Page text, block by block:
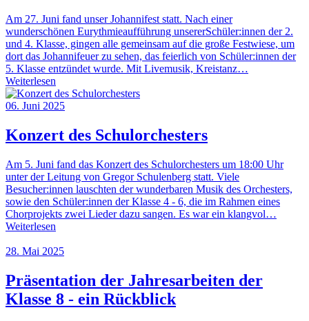
Am 27. Juni fand unser Johannifest statt. Nach einer
wunderschönen Eurythmieaufführung unsererSchüler:innen der 2.
und 4. Klasse, gingen alle gemeinsam auf die große Festwiese, um
dort das Johannifeuer zu sehen, das feierlich von Schüler:innen der
5. Klasse entzündet wurde. Mit Livemusik, Kreistanz…
Weiterlesen
06. Juni 2025
Konzert des Schulorchesters
Am 5. Juni fand das Konzert des Schulorchesters um 18:00 Uhr
unter der Leitung von Gregor Schulenberg statt. Viele
Besucher:innen lauschten der wunderbaren Musik des Orchesters,
sowie den Schüler:innen der Klasse 4 - 6, die im Rahmen eines
Chorprojekts zwei Lieder dazu sangen. Es war ein klangvol…
Weiterlesen
28. Mai 2025
Präsentation der Jahresarbeiten der
Klasse 8 - ein Rückblick